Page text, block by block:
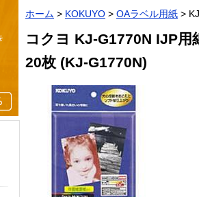
ホーム > KOKUYO > OAラベル用紙 >
コクヨ KJ-G1770N IJP用
20枚 (KJ-G1770N)